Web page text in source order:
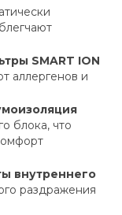
SMART ION
аллергенов и
блока, что
внутреннего
раздражения